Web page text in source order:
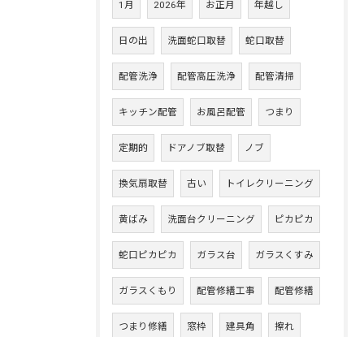
1月 2026年 お正月 年越し
日の出 洗面蛇口取替 蛇口取替
配管洗浄 配管高圧洗浄 配管清掃
キッチン配管 お風呂配管 つまり
定期的 ドアノブ取替 ノブ
換気扇取替 古い トイレクリーニング
黄ばみ 洗面台クリーニング ピカピカ
蛇口ピカピカ ガラス台 ガラスくすみ
ガラスくもり 配管修繕工事 配管修繕
つまり修繕 窓枠 建具角 擦れ